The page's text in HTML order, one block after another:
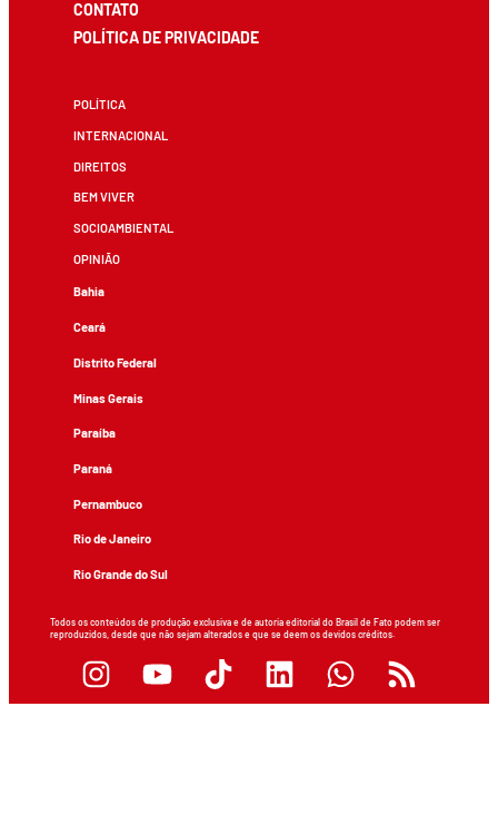
CONTATO
POLÍTICA DE PRIVACIDADE
POLÍTICA
INTERNACIONAL
DIREITOS
BEM VIVER
SOCIOAMBIENTAL
OPINIÃO
Bahia
Ceará
Distrito Federal
Minas Gerais
Paraíba
Paraná
Pernambuco
Rio de Janeiro
Rio Grande do Sul
Todos os conteúdos de produção exclusiva e de autoria editorial do Brasil de Fato podem ser
reproduzidos, desde que não sejam alterados e que se deem os devidos créditos.